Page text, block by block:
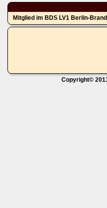
Mitglied im BDS LV1 Berlin-
Copyright©